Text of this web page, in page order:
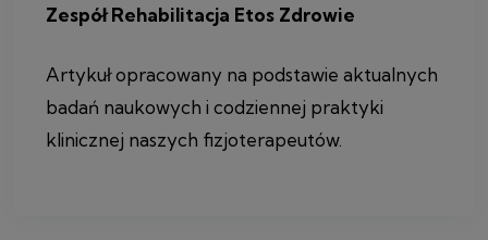
Zespół Rehabilitacja Etos Zdrowie
Artykuł opracowany na podstawie aktualnych
badań naukowych i codziennej praktyki
klinicznej naszych fizjoterapeutów.